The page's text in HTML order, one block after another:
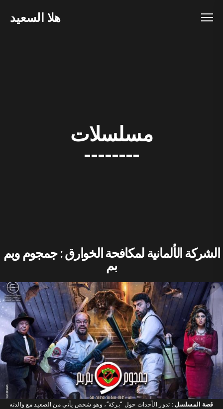
هلا السعيد
مسلسلات
--------
الشركة الألمانية لمكافحة الخوارق : جمجوم وبم
بم
قصة المسلسل : تدور الأحداث حول “بركة”، وهو شخص يأتي من الصعيد مع والدته